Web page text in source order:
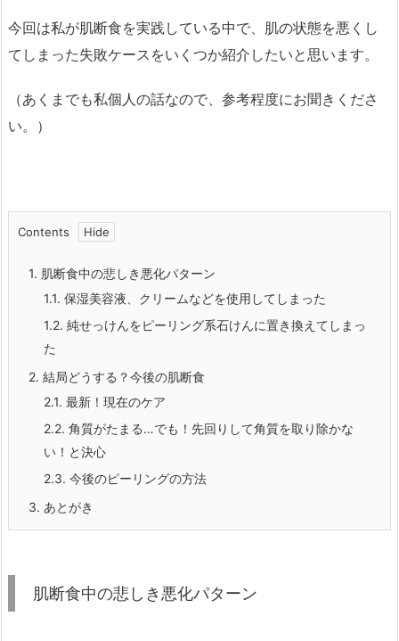
今回は私が肌断食を実践している中で、肌の状態を悪くし
てしまった失敗ケースをいくつか紹介したいと思います。
（あくまでも私個人の話なので、参考程度にお聞きくださ
い。）
Contents
1. 肌断食中の悲しき悪化パターン
1.1. 保湿美容液、クリームなどを使用してしまった
1.2. 純せっけんをピーリング系石けんに置き換えてしまっ
た
2. 結局どうする？今後の肌断食
2.1. 最新！現在のケア
2.2. 角質がたまる…でも！先回りして角質を取り除かな
い！と決心
2.3. 今後のピーリングの方法
3. あとがき
肌断食中の悲しき悪化パターン